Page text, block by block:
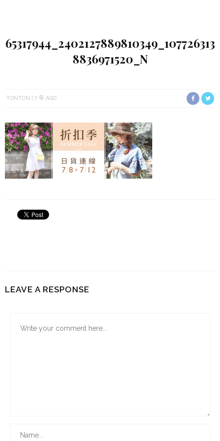
65317944_2402127889810349_107726313
8836971520_N
TONTON 7 年 AGO
LEAVE A RESPONSE